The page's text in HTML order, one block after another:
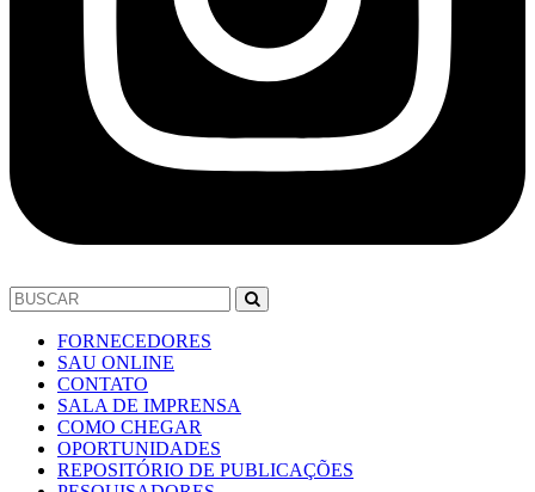
FORNECEDORES
SAU ONLINE
CONTATO
SALA DE IMPRENSA
COMO CHEGAR
OPORTUNIDADES
REPOSITÓRIO DE PUBLICAÇÕES